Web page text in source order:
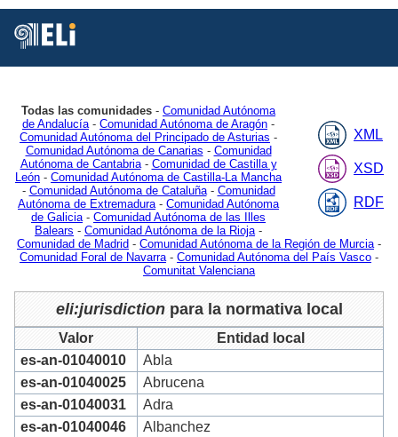
XML
XSD
RDF
Todas las comunidades - Comunidad Autónoma
de Andalucía - Comunidad Autónoma de Aragón -
Comunidad Autónoma del Principado de Asturias -
Comunidad Autónoma de Canarias - Comunidad
Autónoma de Cantabria- Comunidad de Castilla y
León - Comunidad Autónoma de Castilla-La Mancha
- Comunidad Autónoma de Cataluña- Comunidad
Autónoma de Extremadura - Comunidad Autónoma
de Galicia - Comunidad Autónoma de las Illes
Balears - Comunidad Autónoma de la Rioja -
Comunidad de Madrid - Comunidad Autónoma de la Región de Murcia -
Comunidad Foral de Navarra - Comunidad Autónoma del País Vasco -
Comunitat Valenciana
eli:jurisdictionpara la normativa local
Valor
Entidad local
es-an-01040010
Abla
es-an-01040025
Abrucena
es-an-01040031
Adra
es-an-01040046
Albanchez